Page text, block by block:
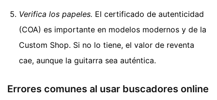
Verifica los papeles. El certificado de autenticidad
(COA) es importante en modelos modernos y de la
Custom Shop. Si no lo tiene, el valor de reventa
cae, aunque la guitarra sea auténtica.
Errores comunes al usar buscadores online